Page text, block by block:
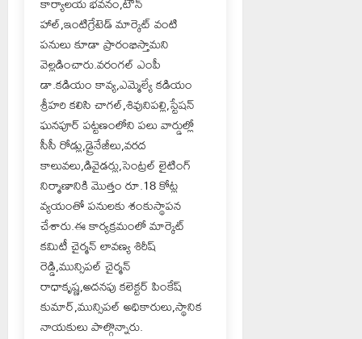
హాల్,ఇంటిగ్రేటెడ్ మార్కెట్ వంటి
పనులు కూడా ప్రారంభిస్తామని
వెల్లడించారు.వరంగల్ ఎంపీ
డా.కడియం కావ్య,ఎమ్మెల్యే కడియం
శ్రీహరి కలిసి చాగల్,శివునిపల్లి,స్టేషన్
ఘనపూర్ పట్టణంలోని పలు వార్డుల్లో
సీసీ రోడ్లు,డ్రైనేజీలు,వరద
కాలువలు,డివైడర్లు,సెంట్రల్ లైటింగ్
నిర్మాణానికి మొత్తం రూ.18 కోట్ల
వ్యయంతో పనులకు శంకుస్థాపన
చేశారు.ఈ కార్యక్రమంలో మార్కెట్
కమిటీ చైర్మన్ లావణ్య శిరీష్
రెడ్డి,మున్సిపల్ చైర్మన్
రాధాకృష్ణ,అదనపు కలెక్టర్ పింకేష్
కుమార్,మున్సిపల్ అధికారులు,స్థానిక
నాయకులు పాల్గొన్నారు.